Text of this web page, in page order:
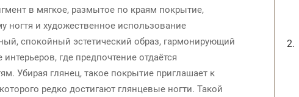
в мягкое, размытое по краям покрытие,
ногтя и художественное использование
спокойный эстетический образ, гармонирующий
где предпочтение отдаётся
Убирая глянец, такое покрытие приглашает к
редко достигают глянцевые ногти. Такой